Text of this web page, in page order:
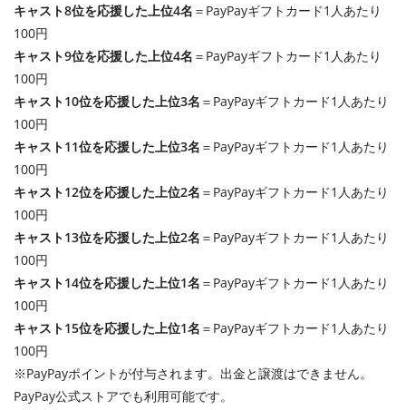
キャスト8位を応援した上位4名 ＝PayPayギフトカード1人あたり
100円
キャスト9位を応援した上位4名 ＝PayPayギフトカード1人あたり
100円
キャスト10位を応援した上位3名 ＝PayPayギフトカード1人あたり
100円
キャスト11位を応援した上位3名 ＝PayPayギフトカード1人あたり
100円
キャスト12位を応援した上位2名 ＝PayPayギフトカード1人あたり
100円
キャスト13位を応援した上位2名 ＝PayPayギフトカード1人あたり
100円
キャスト14位を応援した上位1名 ＝PayPayギフトカード1人あたり
100円
キャスト15位を応援した上位1名 ＝PayPayギフトカード1人あたり
100円
※PayPayポイントが付与されます。出金と譲渡はできません。
PayPay公式ストアでも利用可能です。